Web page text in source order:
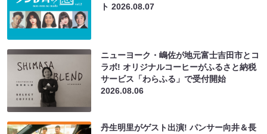
ト2026.08.07
ニューヨーク・嶋佐が地元富士吉田市とコ
ラボ! オリジナルコーヒーがふるさと納税
サービス「わらふる」で受付開始
2026.08.06
丹生明里がゲスト出演! パンサー向井＆長